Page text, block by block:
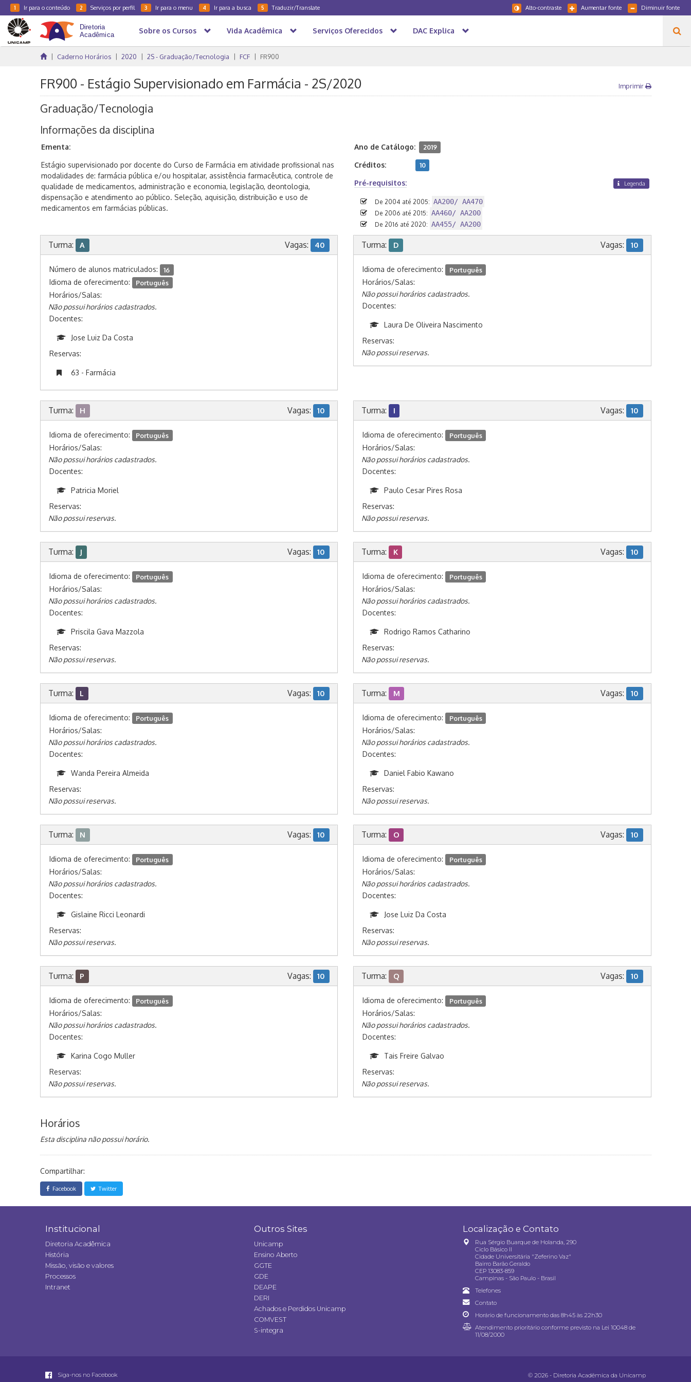
1 Ir para o conteúdo 2 Serviços por perfil 3 Ir para o menu 4 Ir para a busca 5 Traduzir/Translate Diminuir fonte
Aumentar fonte
Alto-contraste
Sobre os Cursos Vida Acadêmica Serviços Oferecidos DAC Explica
Caderno Horários 2020 2S - Graduação/Tecnologia FCF FR900
FR900 - Estágio Supervisionado em Farmácia - 2S/2020 Imprimir
Graduação/Tecnologia
Informações da disciplina
Ementa:
Estágio supervisionado por docente do Curso de Farmácia em atividade profissional nas
modalidades de: farmácia pública e/ou hospitalar, assistência farmacêutica, controle de
qualidade de medicamentos, administração e economia, legislação, deontologia,
dispensação e atendimento ao público. Seleção, aquisição, distribuição e uso de
medicamentos em farmácias públicas.
Ano de Catálogo: 2019
Créditos: 10
Pré-requisitos: Legenda
De 2004 até 2005: AA200/ AA470
De 2006 até 2015: AA460/ AA200
De 2016 até 2020: AA455/ AA200
Turma: A Vagas: 40
Número de alunos matriculados: 16
Idioma de oferecimento: Português
Horários/Salas:
Não possui horários cadastrados.
Docentes:
Jose Luiz Da Costa
Reservas:
63 - Farmácia
Turma: D Vagas: 10
Idioma de oferecimento: Português
Horários/Salas:
Não possui horários cadastrados.
Docentes:
Laura De Oliveira Nascimento
Reservas:
Não possui reservas.
Turma: H Vagas: 10
Idioma de oferecimento: Português
Horários/Salas:
Não possui horários cadastrados.
Docentes:
Patricia Moriel
Reservas:
Não possui reservas.
Turma: I Vagas: 10
Idioma de oferecimento: Português
Horários/Salas:
Não possui horários cadastrados.
Docentes:
Paulo Cesar Pires Rosa
Reservas:
Não possui reservas.
Turma: J Vagas: 10
Idioma de oferecimento: Português
Horários/Salas:
Não possui horários cadastrados.
Docentes:
Priscila Gava Mazzola
Reservas:
Não possui reservas.
Turma: K Vagas: 10
Idioma de oferecimento: Português
Horários/Salas:
Não possui horários cadastrados.
Docentes:
Rodrigo Ramos Catharino
Reservas:
Não possui reservas.
Turma: L Vagas: 10
Idioma de oferecimento: Português
Horários/Salas:
Não possui horários cadastrados.
Docentes:
Wanda Pereira Almeida
Reservas:
Não possui reservas.
Turma: M Vagas: 10
Idioma de oferecimento: Português
Horários/Salas:
Não possui horários cadastrados.
Docentes:
Daniel Fabio Kawano
Reservas:
Não possui reservas.
Turma: N Vagas: 10
Idioma de oferecimento: Português
Horários/Salas:
Não possui horários cadastrados.
Docentes:
Gislaine Ricci Leonardi
Reservas:
Não possui reservas.
Turma: O Vagas: 10
Idioma de oferecimento: Português
Horários/Salas:
Não possui horários cadastrados.
Docentes:
Jose Luiz Da Costa
Reservas:
Não possui reservas.
Turma: P Vagas: 10
Idioma de oferecimento: Português
Horários/Salas:
Não possui horários cadastrados.
Docentes:
Karina Cogo Muller
Reservas:
Não possui reservas.
Turma: Q Vagas: 10
Idioma de oferecimento: Português
Horários/Salas:
Não possui horários cadastrados.
Docentes:
Tais Freire Galvao
Reservas:
Não possui reservas.
Horários
Esta disciplina não possui horário.
Compartilhar:
Facebook Twitter
Institucional
Diretoria Acadêmica
História
Missão, visão e valores
Processos
Intranet
Outros Sites
Unicamp
Ensino Aberto
GGTE
GDE
DEAPE
DERI
Achados e Perdidos Unicamp
COMVEST
S-integra
Localização e Contato
Rua Sérgio Buarque de Holanda, 290
Ciclo Básico II
Cidade Universitária "Zeferino Vaz"
Bairro Barão Geraldo
CEP 13083-859
Campinas - São Paulo - Brasil
Telefones
Contato
Horário de funcionamento das 8h45 às 22h30
Atendimento prioritário conforme previsto na Lei 10048 de
11/08/2000
Siga-nos no Facebook © 2026 - Diretoria Acadêmica da Unicamp